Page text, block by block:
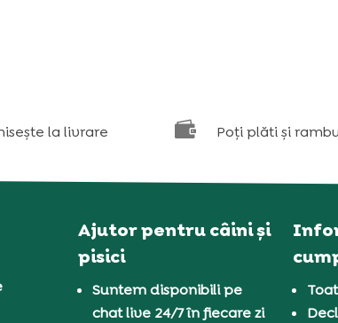
la livrare  Poți plăti și
Ajutor pentru câini și
pisici
Suntem disponibili pe
chat live 24/7 în fiecare zi